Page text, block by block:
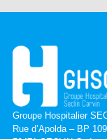
Groupe Hospitalier
Rue d’Apolda – BP 109